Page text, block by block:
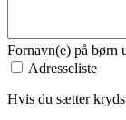
Fornavn(e) på børn
Adresseliste
Hvis du sætter